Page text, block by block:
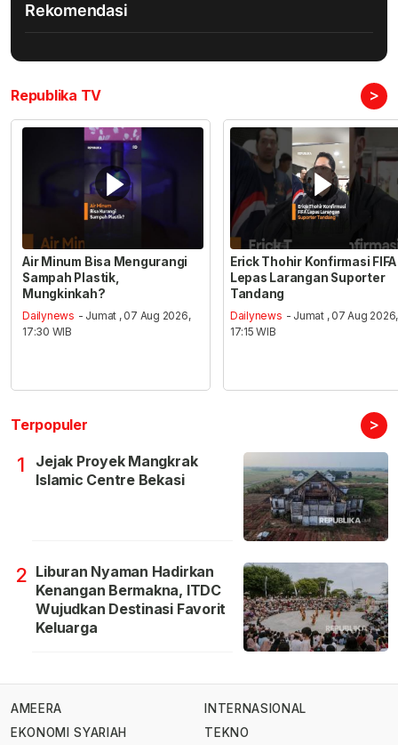
Rekomendasi
Republika TV >
Air Minum Bisa Mengurangi
Sampah Plastik,
Mungkinkah?
Dailynews - Jumat , 07 Aug 2026,
17:30 WIB
Erick Thohir Konfirmasi FIFA
Lepas Larangan Suporter
Tandang
Dailynews - Jumat , 07 Aug 2026,
17:15 WIB
Terpopuler >
1
Jejak Proyek Mangkrak
Islamic Centre Bekasi
2 Liburan Nyaman Hadirkan
Kenangan Bermakna, ITDC
Wujudkan Destinasi Favorit
Keluarga
AMEERA
EKONOMI SYARIAH
INTERNASIONAL
TEKNO